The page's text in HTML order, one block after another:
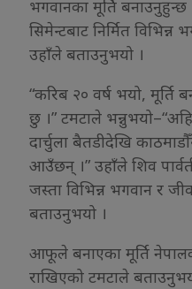
भगवानका मूर्ति
सिमेन्टबाट निर्मित
उहाँले बताउनुभयो ।
“करिब २० वर्ष भयो, मूर्ति
छु ।” टमटाले
दार्चुला बैतडीदेखि
आउँछन् ।” उहाँले शिव
जस्ता विभिन्न भगवान र
बताउनुभयो ।
आफूले बनाएका मूर्ति
राखिएको टमटाले